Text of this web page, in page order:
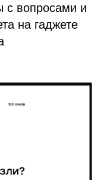
с вопросами и
на гаджете